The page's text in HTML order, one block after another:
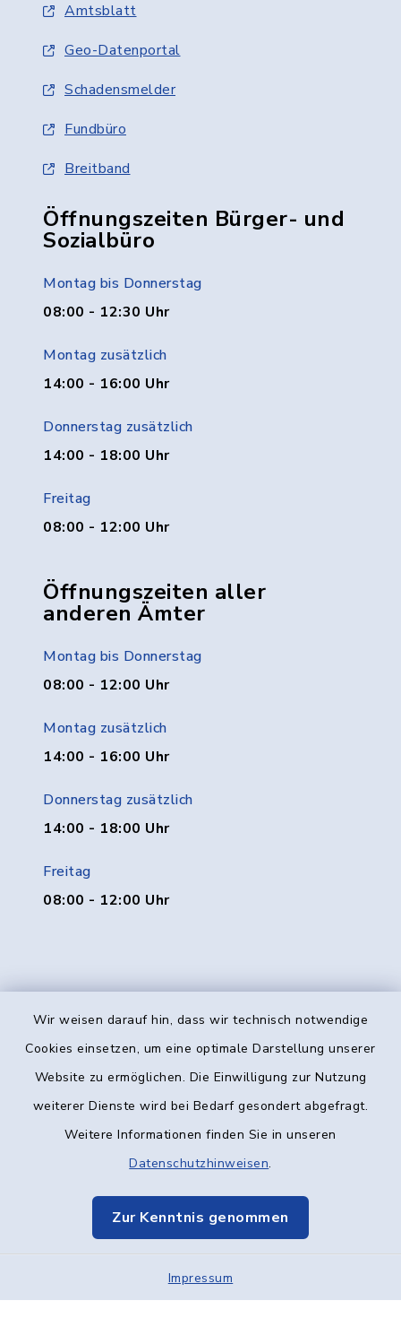
Wir weisen darauf hin, dass wir technisch notwendige
Cookies einsetzen, um eine optimale Darstellung unserer
Website zu ermöglichen. Die Einwilligung zur Nutzung
weiterer Dienste wird bei Bedarf gesondert abgefragt.
Weitere Informationen finden Sie in unseren
Datenschutzhinweisen.
Zur Kenntnis genommen
Impressum
Amtsblatt
Geo-Datenportal
Schadensmelder
Fundbüro
Breitband
Öffnungszeiten Bürger- und
Sozialbüro
Montag bis Donnerstag
08:00 - 12:30 Uhr
Montag zusätzlich
14:00 - 16:00 Uhr
Donnerstag zusätzlich
14:00 - 18:00 Uhr
Freitag
08:00 - 12:00 Uhr
Öffnungszeiten aller
anderen Ämter
Montag bis Donnerstag
08:00 - 12:00 Uhr
Montag zusätzlich
14:00 - 16:00 Uhr
Donnerstag zusätzlich
14:00 - 18:00 Uhr
Freitag
08:00 - 12:00 Uhr
Kontakt
Datenschutz
Elektronische Kommunikation
Sitemap